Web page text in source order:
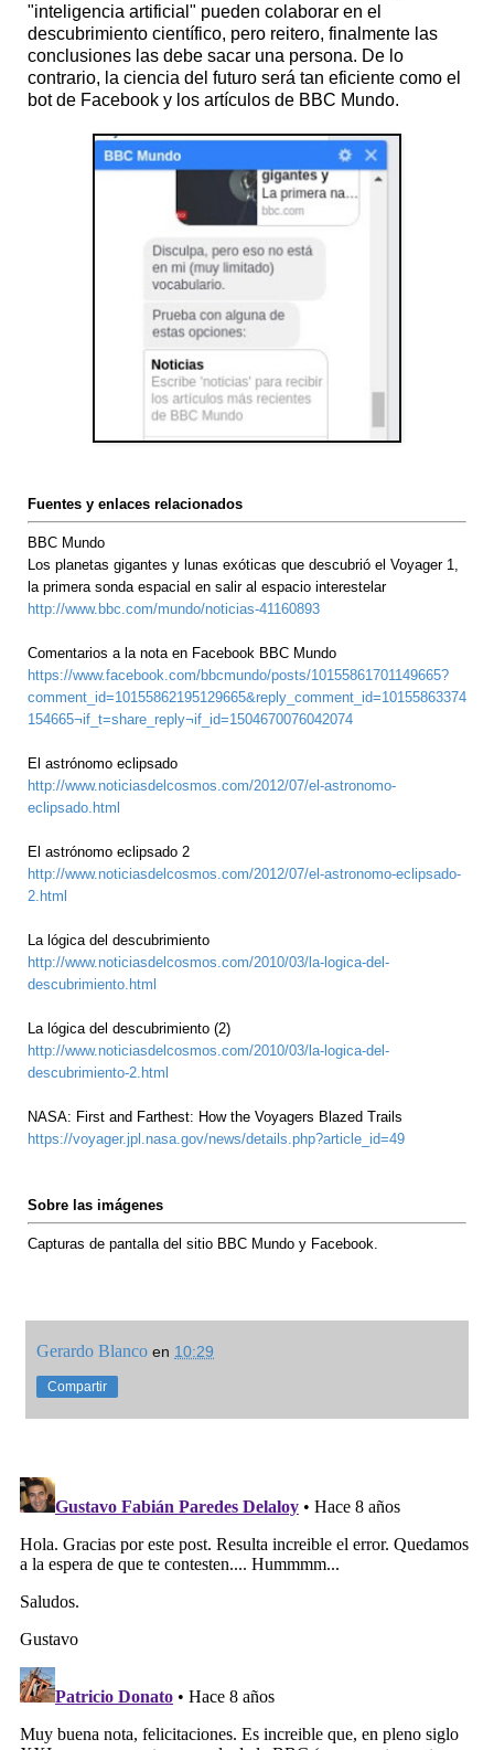
"inteligencia artificial" pueden colaborar en el
descubrimiento científico, pero reitero, finalmente las
conclusiones las debe sacar una persona. De lo
contrario, la ciencia del futuro será tan eficiente como el
bot de Facebook y los artículos de BBC Mundo.
Fuentes y enlaces relacionados
BBC Mundo
Los planetas gigantes y lunas exóticas que descubrió el Voyager 1,
la primera sonda espacial en salir al espacio interestelar
http://www.bbc.com/mundo/noticias-41160893
Comentarios a la nota en Facebook BBC Mundo
https://www.facebook.com/bbcmundo/posts/10155861701149665?
comment_id=10155862195129665&reply_comment_id=10155863374
154665¬if_t=share_reply¬if_id=1504670076042074
El astrónomo eclipsado
http://www.noticiasdelcosmos.com/2012/07/el-astronomo-
eclipsado.html
El astrónomo eclipsado 2
http://www.noticiasdelcosmos.com/2012/07/el-astronomo-eclipsado-
2.html
La lógica del descubrimiento
http://www.noticiasdelcosmos.com/2010/03/la-logica-del-
descubrimiento.html
La lógica del descubrimiento (2)
http://www.noticiasdelcosmos.com/2010/03/la-logica-del-
descubrimiento-2.html
NASA: First and Farthest: How the Voyagers Blazed Trails
https://voyager.jpl.nasa.gov/news/details.php?article_id=49
Sobre las imágenes
Capturas de pantalla del sitio BBC Mundo y Facebook.
Gerardo Blanco en 10:29
Compartir